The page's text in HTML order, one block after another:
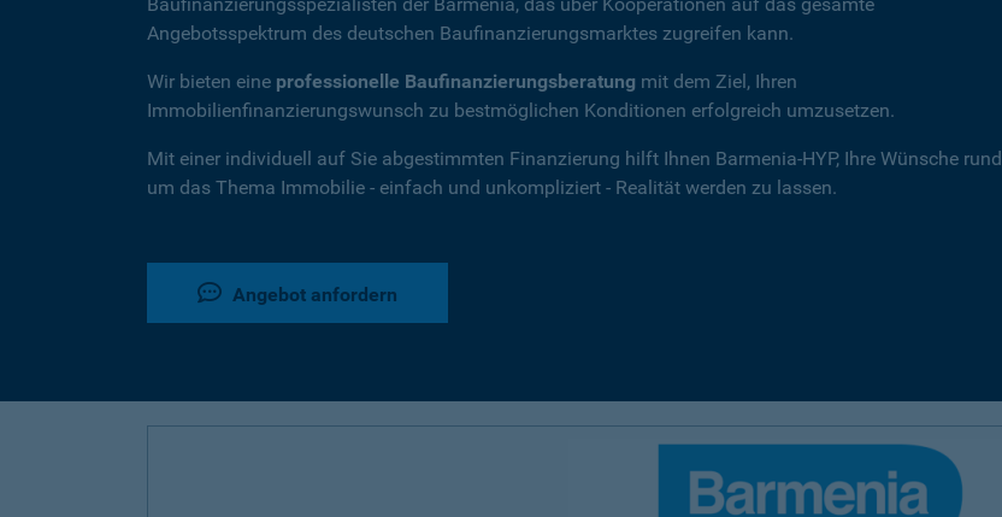
Angebotsspektrum des deutschen Baufinanzierungsmarktes zugreifen kann.
Wir bieten eine professionelle Baufinanzierungsberatung mit dem Ziel, Ihren
Immobilienfinanzierungswunsch zu bestmöglichen Konditionen erfolgreich umzusetzen.
Mit einer individuell auf Sie abgestimmten Finanzierung hilft Ihnen Barmenia-HYP, Ihre Wünsche rund
um das Thema Immobilie - einfach und unkompliziert - Realität werden zu lassen.
Angebot anfordern